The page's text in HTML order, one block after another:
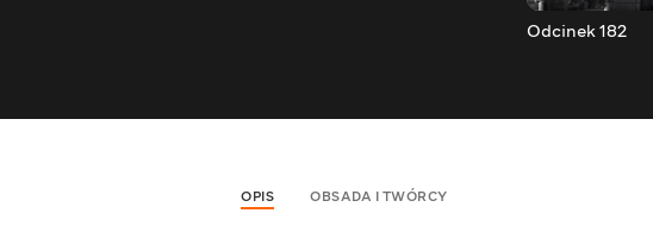
Odcinek 182
OPIS OBSADA I TWÓRCY